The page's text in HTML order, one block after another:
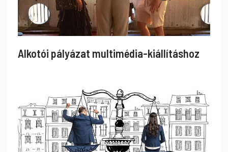
Alkotói pályázat multimédia-kiállításhoz